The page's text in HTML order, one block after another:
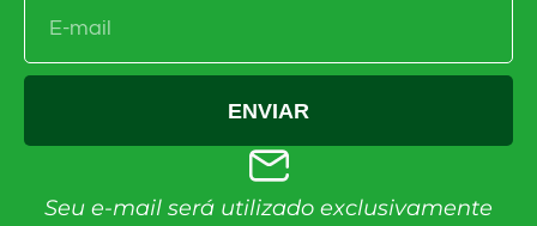
ENVIAR
Seu e-mail será utilizado exclusivamente